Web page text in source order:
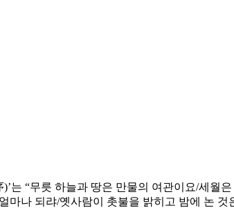
는 “무릇 하늘과 땅은 만물의 여관이요/세월
나 되랴/옛사람이 촛불을 밝히고 밤에 논